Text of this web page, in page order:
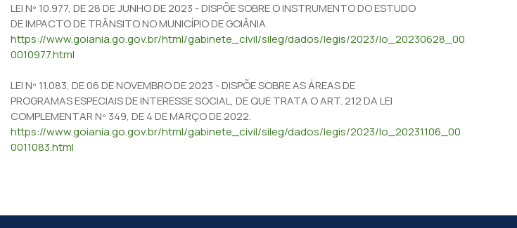
LEI Nº 10.977, DE 28 DE JUNHO DE 2023 - DISPÕE SOBRE O INSTRUMENTO DO ESTUDO
DE IMPACTO DE TRÂNSITO NO MUNICÍPIO DE GOIÂNIA.
https://www.goiania.go.gov.br/html/gabinete_civil/sileg/dados/legis/2023/lo_20230628_00
0010977.html
LEI Nº 11.083, DE 06 DE NOVEMBRO DE 2023 - DISPÕE SOBRE AS ÁREAS DE
PROGRAMAS ESPECIAIS DE INTERESSE SOCIAL, DE QUE TRATA O ART. 212 DA LEI
COMPLEMENTAR Nº 349, DE 4 DE MARÇO DE 2022.
https://www.goiania.go.gov.br/html/gabinete_civil/sileg/dados/legis/2023/lo_20231106_00
0011083.html